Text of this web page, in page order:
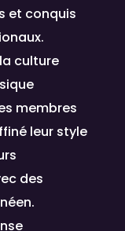
et conquis
culture
membres
leur style
des